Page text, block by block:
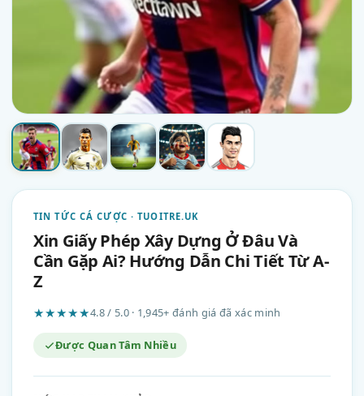
TIN TỨC CÁ CƯỢC · TUOITRE.UK
Xin Giấy Phép Xây Dựng Ở Đâu Và
Cần Gặp Ai? Hướng Dẫn Chi Tiết Từ A-
Z
★★★★★4.8 / 5.0 · 1,945+ đánh giá đã xác minh
Được Quan Tâm Nhiều